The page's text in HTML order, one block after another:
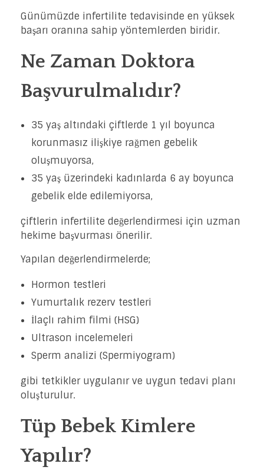
Günümüzde infertilite tedavisinde en yüksek
başarı oranına sahip yöntemlerden biridir.
Ne Zaman Doktora
Başvurulmalıdır?
35 yaş altındaki çiftlerde 1 yıl boyunca
korunmasız ilişkiye rağmen gebelik
oluşmuyorsa,
35 yaş üzerindeki kadınlarda 6 ay boyunca
gebelik elde edilemiyorsa,
çiftlerin infertilite değerlendirmesi için uzman
hekime başvurması önerilir.
Yapılan değerlendirmelerde;
Hormon testleri
Yumurtalık rezerv testleri
İlaçlı rahim filmi (HSG)
Ultrason incelemeleri
Sperm analizi (Spermiyogram)
gibi tetkikler uygulanır ve uygun tedavi planı
oluşturulur.
Tüp Bebek Kimlere
Yapılır?